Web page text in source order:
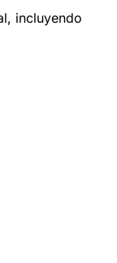
incluyendo